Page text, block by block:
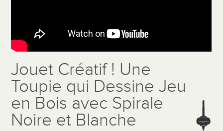
Jouet Créatif ! Une
Toupie qui Dessine Jeu
en Bois avec Spirale
Noire et Blanche